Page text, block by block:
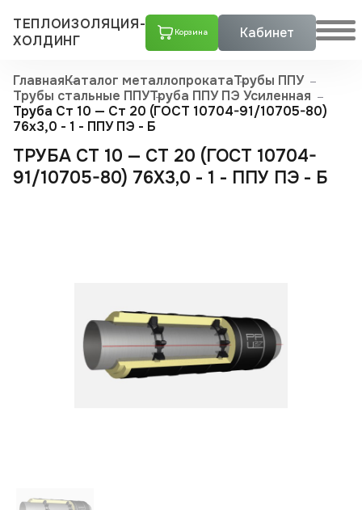
ТЕПЛОИЗОЛЯЦИЯ-
ХОЛДИНГ
Корзина Кабинет
ГлавнаяКаталог металлопрокатаТрубы ППУ
Трубы стальные ППУТруба ППУ ПЭ Усиленная
Труба Ст 10 — Ст 20 (ГОСТ 10704-91/10705-80)
76x3,0 - 1 - ППУ ПЭ - Б
ТРУБА СТ 10 — СТ 20 (ГОСТ 10704-
91/10705-80) 76X3,0 - 1 - ППУ ПЭ - Б